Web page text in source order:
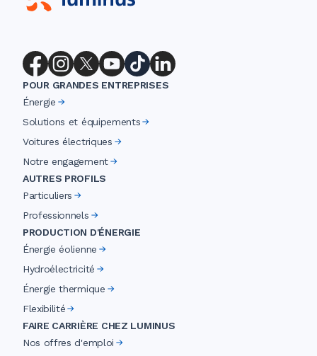
POUR GRANDES ENTREPRISES
Énergie
Solutions et équipements
Voitures électriques
Notre engagement
AUTRES PROFILS
Particuliers
Professionnels
PRODUCTION D'ÉNERGIE
Énergie éolienne
Hydroélectricité
Énergie thermique
Flexibilité
FAIRE CARRIÈRE CHEZ LUMINUS
Nos offres d'emploi